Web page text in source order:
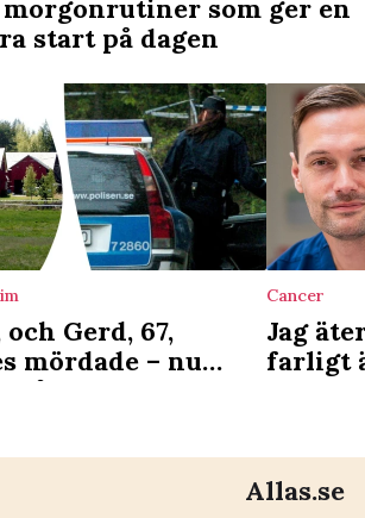
morgonrutiner som ger en
start på dagen
och Gerd, 67,
mördade – nu
årig man
Cancer
Jag
farligt
Allas.se